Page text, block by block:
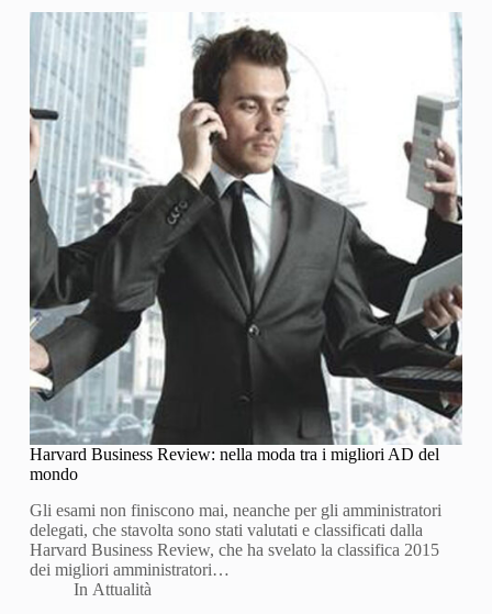
Harvard Business Review: nella moda tra i migliori AD del
mondo
Gli esami non finiscono mai, neanche per gli amministratori
delegati, che stavolta sono stati valutati e classificati dalla
Harvard Business Review, che ha svelato la classifica 2015
dei migliori amministratori…
In Attualità